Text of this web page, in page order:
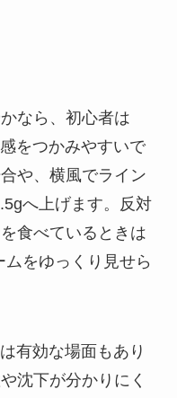
なら、初心者は
をつかみやすいで
や、横風でライン
へ上げます。反対
食べているときは
をゆっくり見せら
有効な場面もあり
沈下が分かりにく